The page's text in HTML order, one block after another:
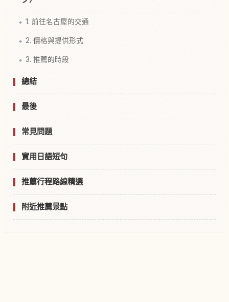
1. 前往名古屋的交通
2. 價格與提供形式
3. 推薦的時段
總結
最後
常見問題
實用日語短句
推薦行程路線精選
附近推薦景點